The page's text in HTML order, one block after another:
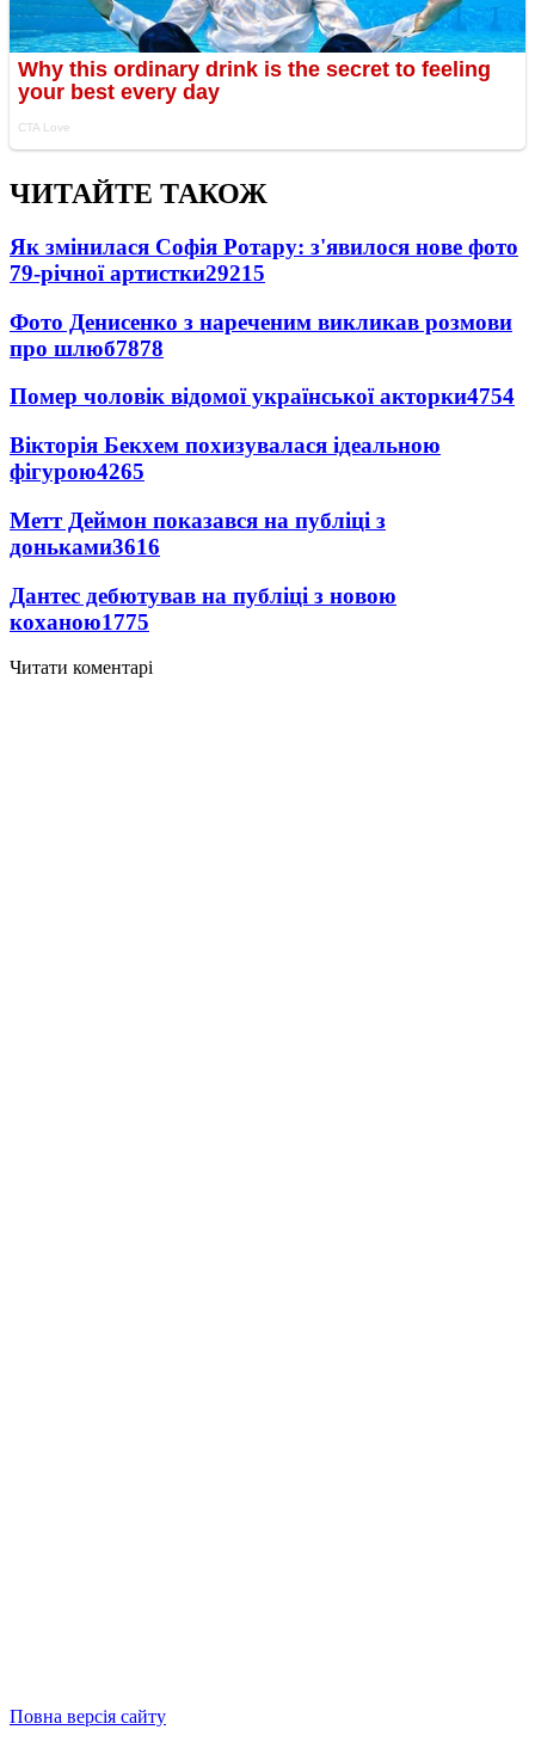
ЧИТАЙТЕ ТАКОЖ
Як змінилася Софія Ротару: з'явилося нове фото
79-річної артистки29215
Фото Денисенко з нареченим викликав розмови
про шлюб7878
Помер чоловік відомої української акторки4754
Вікторія Бекхем похизувалася ідеальною
фігурою4265
Метт Деймон показався на публіці з
доньками3616
Дантес дебютував на публіці з новою
коханою1775
Читати коментарі
Повна версія сайту